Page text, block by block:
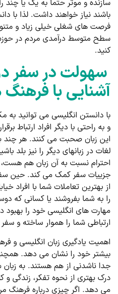
سازنده و موثر حتما به یک یا چند
باشند نیاز خواهند داشت. لذا با
فرصت­ های شغلی خیلی زیاد و
سطح متوسط درآمدی مردم در
کنید.
سهولت در سفر
آشنایی با فرهنگ
با دانستن انگلیسی می ­توانید به
و به راحتی با دیگر افراد ارتباط
این زبان صحبت می ­کنند. هر چند
لغات در زبان­های دیگر را نیز بلد
احترام نسبت به آن زبان هم
جزییات سفر کمک می کند. حین
از بهترین تعاملات شما با افراد
را به شما بفروشند یا کسانی که
مهارت ­های انگلیسی خود را
ارتباطی شما را هموار ساخته و
اهمیت یادگیری زبان انگلیسی و
بیشتر خود را نشان می دهد.
جدا ناشدنی از هم هستند. به زبان
درک بهتری از نحوه تفکر، زندگی و
می­ دهد. اگر چیزی درباره فرهنگ